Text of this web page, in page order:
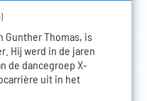
Gunther Thomas, is
Hij werd in de jaren
de dancegroep X-
uit in het